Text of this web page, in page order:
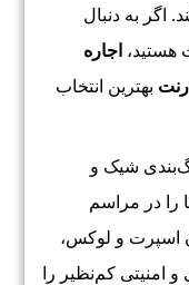
اگر به دنبال
هستید، اجاره
بهترین انتخاب
شیک و
را در مراسم
اسپرت و لوکس،
امنیتی کم‌نظیر را